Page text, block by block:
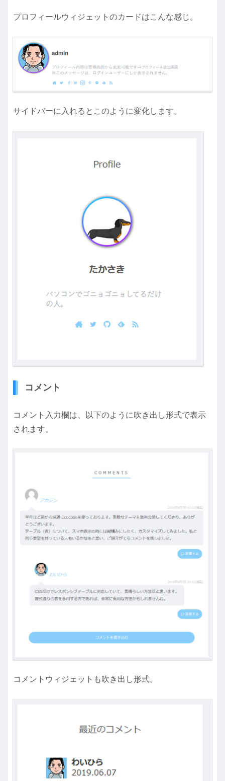
プロフィールウィジェットのカードはこんな感じ。
サイドバーに入れるとこのように変化します。
コメント
コメント入力欄は、以下のように吹き出し形式で表示
されます。
コメントウィジェットも吹き出し形式。